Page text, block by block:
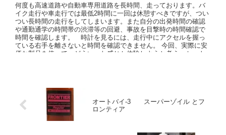
何度も高速道路や自動車専用道路を長時間、走っております。バ
イク走行や車走行では最低2時間に一回は休憩すべきですが、つい
つい長時間の走行をしてしまいます。また自分の出発時間の確認
や通勤通学の時間帯の渋滞等の回避、事故を目撃時の時間確認で
時間を確認します。 時計を見るには、走行中にアクセルを握っ
ている右手を離さないと時間を確認できません。 今回、実際に安
価な製品を使って、どういった感じか体験しようと考え、セット
オートバイ-3 スーパーゾイル とフ
ロンティア